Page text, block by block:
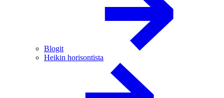
Blogit
Heikin horisontista